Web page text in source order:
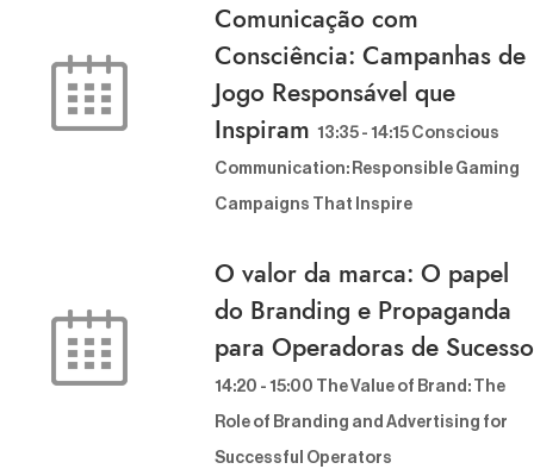
Comunicação com
Consciência: Campanhas de
Jogo Responsável que
Inspiram 13:35 - 14:15 Conscious C
ommunication: Responsible Gaming C
ampaigns That Inspire
O valor da marca: O papel
do Branding e Propaganda
para Operadoras de Sucesso
14:20 - 15:00 The Value of Brand: The R
ole of Branding and Advertising for S
uccessful Operators